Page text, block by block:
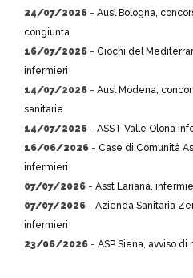
24/07/2026 - Ausl Bologna,
congiunta
16/07/2026 - Giochi del
infermieri
14/07/2026 - Ausl Modena,
sanitarie
14/07/2026 - ASST Valle Olona
16/06/2026 - Case di Comunità
infermieri
07/07/2026 - Asst Lariana,
07/07/2026 - Azienda Sanitaria
infermieri
23/06/2026 - ASP Siena, avviso